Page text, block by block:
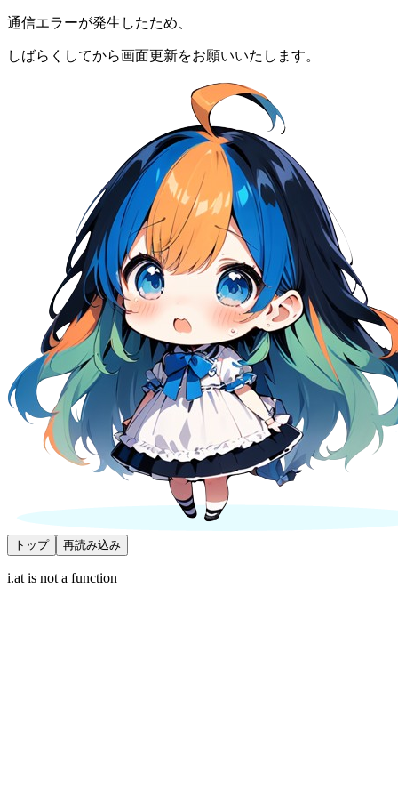
通信エラーが発生したため、
しばらくしてから画面更新をお願いいたします。
トップ 再読み込み
i.at is not a function